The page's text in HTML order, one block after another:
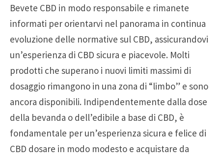
Bevete CBD in modo responsabile e rimanete
informati per orientarvi nel panorama in continua
evoluzione delle normative sul CBD, assicurandovi
un’esperienza di CBD sicura e piacevole. Molti
prodotti che superano i nuovi limiti massimi di
dosaggio rimangono in una zona di “limbo” e sono
ancora disponibili. Indipendentemente dalla dose
della bevanda o dell’edibile a base di CBD, è
fondamentale per un’esperienza sicura e felice di
CBD dosare in modo modesto e acquistare da